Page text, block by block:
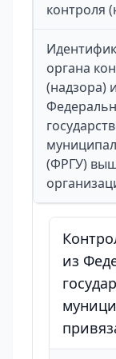
контроля
органа
(надзора)
(ФРГУ)
из